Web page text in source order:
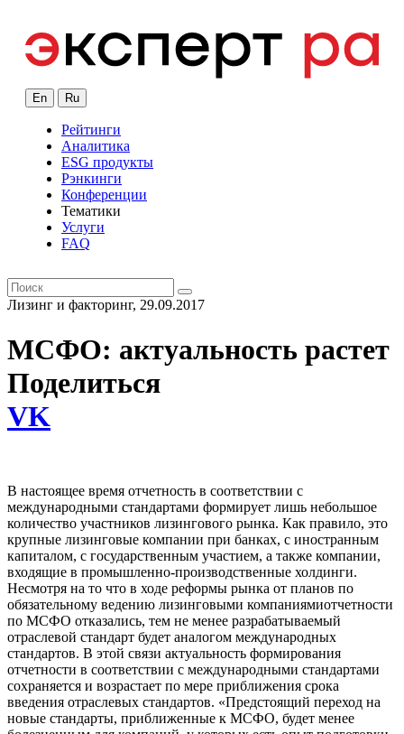
En Ru
Рейтинги
Аналитика
ESG продукты
Рэнкинги
Конференции
Тематики
Услуги
FAQ
Лизинг и факторинг, 29.09.2017
МСФО: актуальность растет
Поделиться
VK
В настоящее время отчетность в соответствии с
международными стандартами формирует лишь небольшое
количество участников лизингового рынка. Как правило, это
крупные лизинговые компании при банках, с иностранным
капиталом, с государственным участием, а также компании,
входящие в промышленно-производственные холдинги.
Несмотря на то что в ходе реформы рынка от планов по
обязательному ведению лизинговыми компаниямиотчетности
по МСФО отказались, тем не менее разрабатываемый
отраслевой стандарт будет аналогом международных
стандартов. В этой связи актуальность формирования
отчетности в соответствии с международными стандартами
сохраняется и возрастает по мере приближения срока
введения отраслевых стандартов. «Предстоящий переход на
новые стандарты, приближенные к МСФО, будет менее